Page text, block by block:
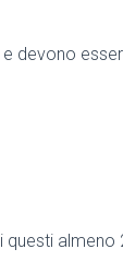
devono
questi almeno